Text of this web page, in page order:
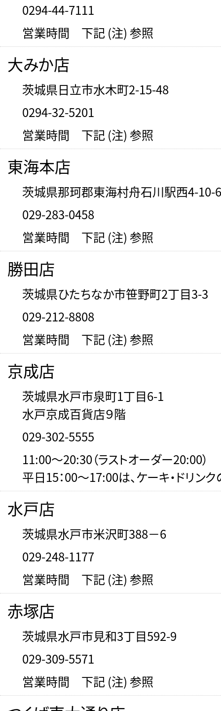
0294-44-7111
営業時間 下記 (注) 参照
大みか店
茨城県日立市水木町2-15-48
0294-32-5201
営業時間 下記 (注) 参照
東海本店
茨城県那珂郡東海村舟石川駅西4-10-6
029-283-0458
営業時間 下記 (注) 参照
勝田店
茨城県ひたちなか市笹野町2丁目3-3
029-212-8808
営業時間 下記 (注) 参照
京成店
茨城県水戸市泉町1丁目6-1
水戸京成百貨店９階
029-302-5555
11:00～20:30（ラストオーダー20:00）
平日15：00～17:00は、ケーキ・ドリン
水戸店
茨城県水戸市米沢町388－6
029-248-1177
営業時間 下記 (注) 参照
赤塚店
茨城県水戸市見和3丁目592-9
029-309-5571
営業時間 下記 (注) 参照